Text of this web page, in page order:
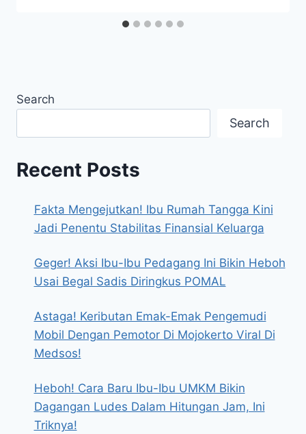
Search
Search
Recent Posts
Fakta Mengejutkan! Ibu Rumah Tangga Kini
Jadi Penentu Stabilitas Finansial Keluarga
Geger! Aksi Ibu-Ibu Pedagang Ini Bikin Heboh
Usai Begal Sadis Diringkus POMAL
Astaga! Keributan Emak-Emak Pengemudi
Mobil Dengan Pemotor Di Mojokerto Viral Di
Medsos!
Heboh! Cara Baru Ibu-Ibu UMKM Bikin
Dagangan Ludes Dalam Hitungan Jam, Ini
Triknya!